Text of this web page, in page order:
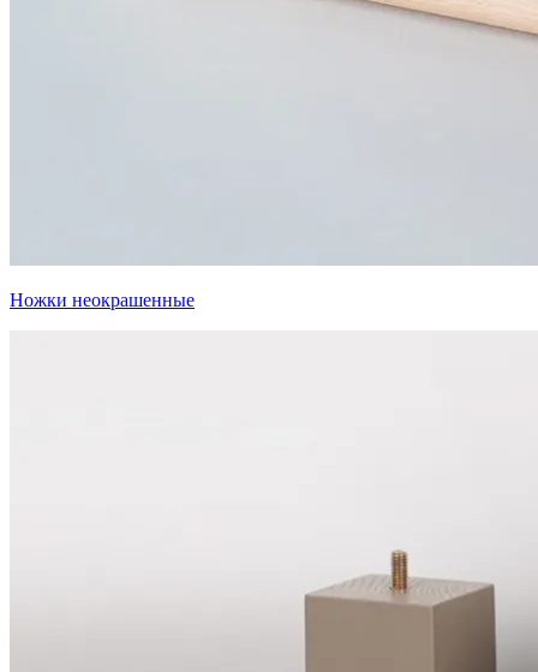
Ножки неокрашенные